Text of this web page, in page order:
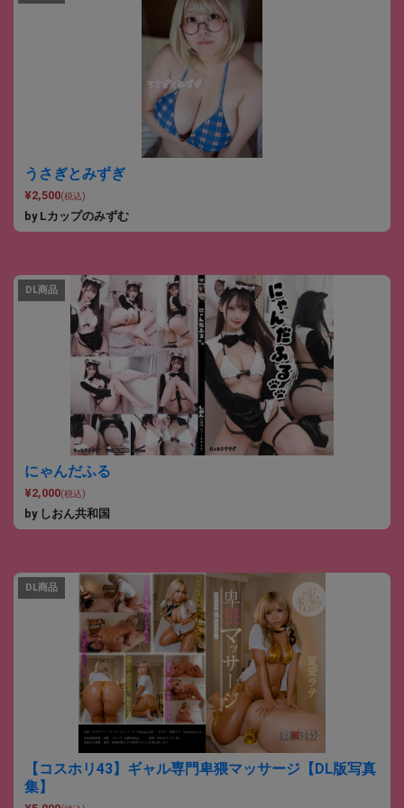
うさぎとみずぎ
¥2,500(税込)
by Lカップのみずむ
DL商品
にゃんだふる
¥2,000(税込)
by しおん共和国
DL商品
【コスホリ43】ギャル専門卑猥マッサージ【DL版写真
集】